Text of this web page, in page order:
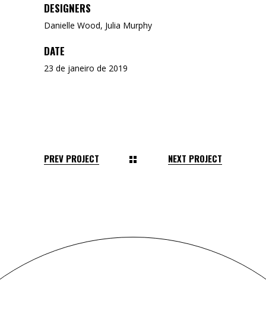
DESIGNERS
Danielle Wood, Julia Murphy
DATE
23 de janeiro de 2019
PREV PROJECT NEXT PROJECT